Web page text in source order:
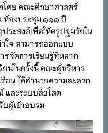
ดย คณะศึกษาศาสตร์
ห้องประชุม ๑๑๑ ปี
ประสงค์เพื่อให้ครูปฐมวัยใน
าใจ สามารถออกแบบ
รจัดการเรียนรู้ที่หลาก
ยนในครั้งนี้ คณะผู้บริหาร
ยน ได้อำนวยความสะดวก
และระบบสื่อโสต
ผู้เข้าอบรม